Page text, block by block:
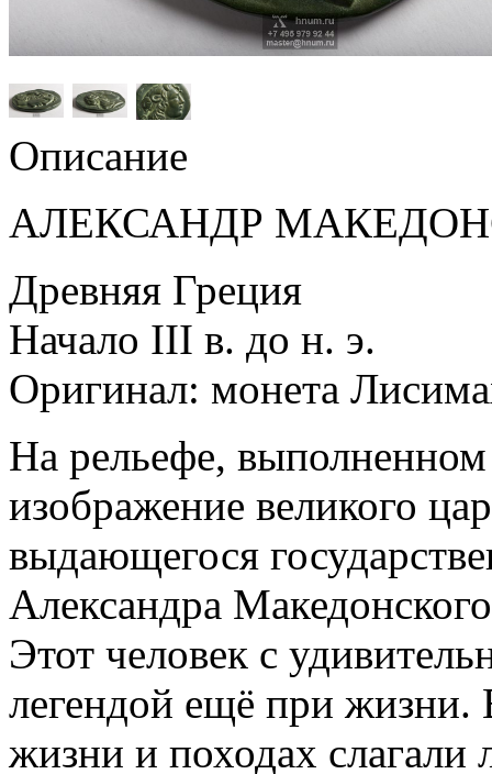
Описание
АЛЕКСАНДР
Древняя Греция
Начало III в. до н. э.
Оригинал: монета
На рельефе,
изображение великого
выдающегося
Александра
Этот человек с
легендой ещё при жизни.
жизни и походах